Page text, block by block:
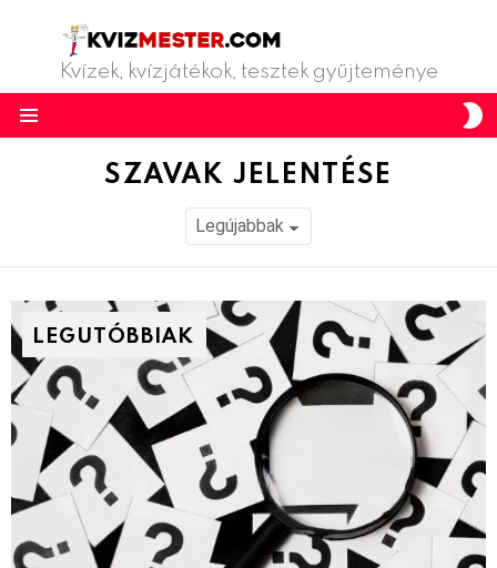
Kvízek, kvízjátékok, tesztek gyűjteménye
SZAVAK JELENTÉSE
LEGUTÓBBIAK